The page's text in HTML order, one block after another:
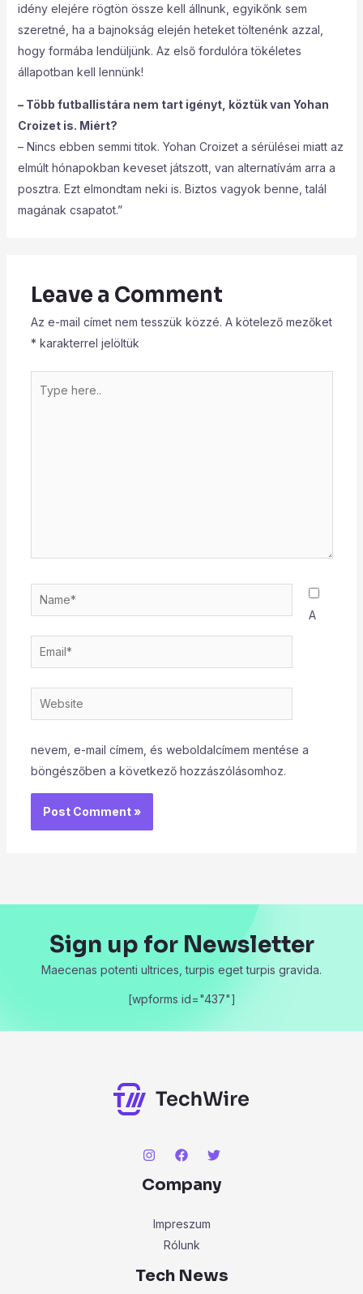
idény elejére rögtön össze kell állnunk, egyikőnk sem
szeretné, ha a bajnokság elején heteket töltenénk azzal,
hogy formába lendüljünk. Az első fordulóra tökéletes
állapotban kell lennünk!
– Több futballistára nem tart igényt, köztük van Yohan
Croizet is. Miért?
– Nincs ebben semmi titok. Yohan Croizet a sérülései miatt az
elmúlt hónapokban keveset játszott, van alternatívám arra a
posztra. Ezt elmondtam neki is. Biztos vagyok benne, talál
magának csapatot.”
Leave a Comment
Az e-mail címet nem tesszük közzé. A kötelező mezőket
* karakterrel jelöltük
here..
Name*
Email*
Website
A
nevem, e-mail címem, és weboldalcímem mentése a
böngészőben a következő hozzászólásomhoz.
Sign up for Newsletter
Maecenas potenti ultrices, turpis eget turpis gravida.
[wpforms id="437"]
Company
Impreszum
Rólunk
Tech News